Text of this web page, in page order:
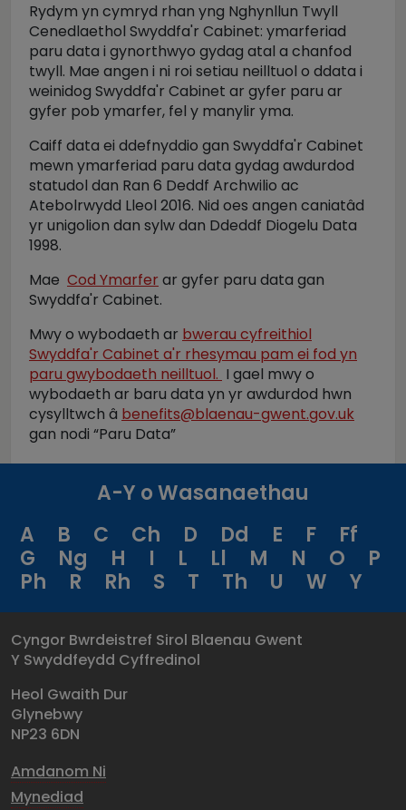
Rydym yn cymryd rhan yng Nghynllun Twyll
Cenedlaethol Swyddfa'r Cabinet: ymarferiad
paru data i gynorthwyo gydag atal a chanfod
twyll. Mae angen i ni roi setiau neilltuol o ddata i
weinidog Swyddfa'r Cabinet ar gyfer paru ar
gyfer pob ymarfer, fel y manylir yma.
Caiff data ei ddefnyddio gan Swyddfa'r Cabinet
mewn ymarferiad paru data gydag awdurdod
statudol dan Ran 6 Deddf Archwilio ac
Atebolrwydd Lleol 2016. Nid oes angen caniatâd
yr unigolion dan sylw dan Ddeddf Diogelu Data
1998.
Mae Cod Ymarfer ar gyfer paru data gan
Swyddfa'r Cabinet.
Mwy o wybodaeth ar bwerau cyfreithiol
Swyddfa'r Cabinet a'r rhesymau pam ei fod yn
paru gwybodaeth neilltuol. I gael mwy o
wybodaeth ar baru data yn yr awdurdod hwn
cysylltwch â benefits@blaenau-gwent.gov.uk
gan nodi “Paru Data”
A-Y o Wasanaethau
A
B C Ch D Dd E F
Ff
G
Ng H I L Ll M N O
P
Ph
R Rh S T Th U W Y
Cyngor Bwrdeistref Sirol Blaenau Gwent
Y Swyddfeydd Cyffredinol
Heol Gwaith Dur
Glynebwy
NP23 6DN
Amdanom Ni
Mynediad